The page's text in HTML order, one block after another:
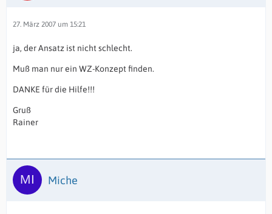
27. März 2007 um 15:21
ja, der Ansatz ist nicht schlecht.
Muß man nur ein WZ-Konzept finden.
DANKE für die Hilfe!!!
Gruß
Rainer
Miche